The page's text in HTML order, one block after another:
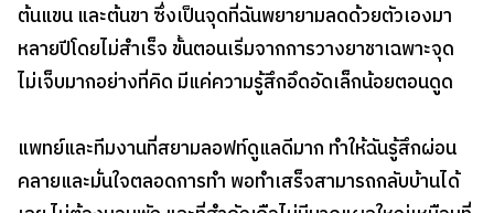
ต้นแขน และต้นขา ซึ่งเป็นจุดที่ฉันพยายามลดด้วยตัวเองมา
หลายปีโดยไม่สำเร็จ ขั้นตอนเริ่มจากการวางยาชาเฉพาะจุด
ไม่เจ็บมากอย่างที่คิด มีแค่ความรู้สึกอึดอัดเล็กน้อยตอนดูด
แพทย์และทีมงานที่สยามลอฟท์ดูแลดีมาก ทำให้ฉันรู้สึกผ่อน
คลายและมั่นใจตลอดการทำ พอทำเสร็จสามารถกลับบ้านได้